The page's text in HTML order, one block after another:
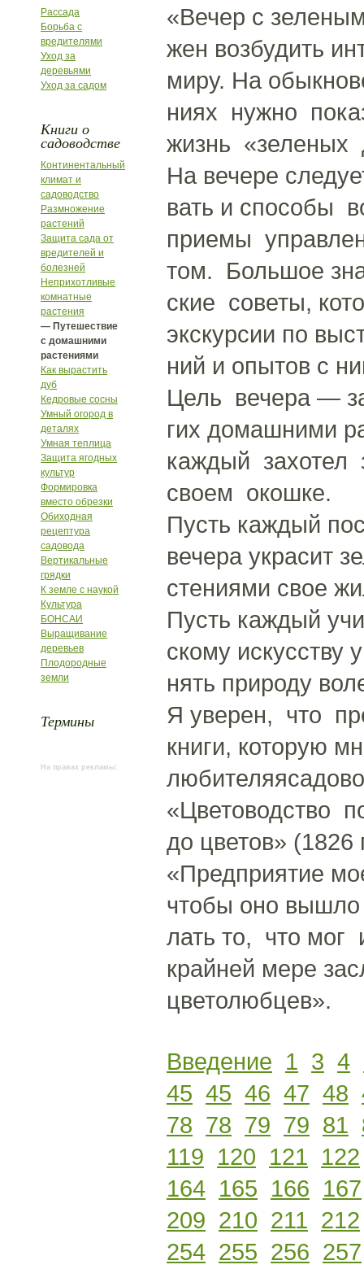
Рассада
Борьба с
вредителями
Уход за
деревьями
Уход за садом
Книги о
садоводстве
Континентальный
климат и
садоводство
Размножение
растений
Защита сада от
вредителей и
болезней
Неприхотливые
комнатные
растения
— Путешествие
с домашними
растениями
Как вырастить
дуб
Кедровые сосны
Умный огород в
деталях
Умная теплица
Защита ягодных
культур
Формировка
вместо обрезки
Обиходная
рецептура
садовода
Вертикальные
грядки
К земле с наукой
Культура
БОНСАИ
Выращивание
деревьев
Плодородные
земли
Термины
На правах рекламы:
«Вечер с
жен возбудить
миру. На
ниях нужно
жизнь «зеленых
На вечере
вать и способы
приемы
том. Большое
ские советы,
экскурсии по
ний и опытов с
Цель вечера —
гих домашними
каждый захотел
своем окошке.
Пусть каждый
вечера украсит
стениями свое
Пусть каждый
скому
нять природу
Я уверен, что
книги, которую
«Цветоводство
до цветов» (1826
«Предприятие
чтобы оно вышло
лать то, что
крайней мере
цветолюбцев».
Введение 1 3 4
45 45 46 47 48
78 78 79 79 81
119 120 121 122
164 165 166 167
209 210 211 212
254 255 256 257